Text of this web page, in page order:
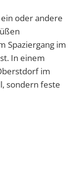
oder andere
Spaziergang im
In einem
im
sondern feste